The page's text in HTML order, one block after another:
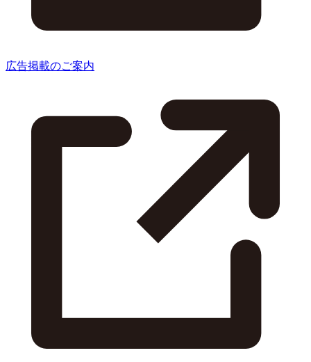
広告掲載のご案内